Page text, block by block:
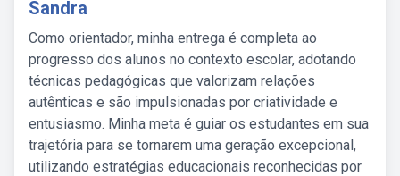
Sandra
Como orientador, minha entrega é completa ao
progresso dos alunos no contexto escolar, adotando
técnicas pedagógicas que valorizam relações
autênticas e são impulsionadas por criatividade e
entusiasmo. Minha meta é guiar os estudantes em sua
trajetória para se tornarem uma geração excepcional,
utilizando estratégias educacionais reconhecidas por